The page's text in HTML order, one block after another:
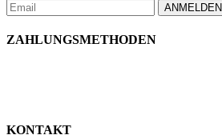
ANMELDEN
ZAHLUNGSMETHODEN
KONTAKT